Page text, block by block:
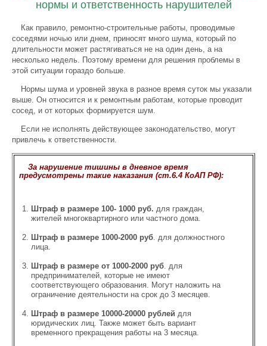
нормы и ответственность нарушителей
Как правило, ремонтно-строительные работы, проводимые
соседями ночью или днем, приносят много шума, который по
длительности может растягиваться не на один день, а на
несколько недель. Поэтому времени для решения проблемы в
этой ситуации гораздо больше.
Нормы шума и уровней звука в разное время суток мы указали
выше. Он относится и к ремонтным работам, которые проводит
сосед, и от которых формируется шум.
Если не исполнять действующее законодательство, могут
привлечь к ответственности.
За нарушение тишины в дневное время
предусмотрены такие наказания (ст.6.4 КоАП РФ):
Штраф в размере 100- 1000 руб. для граждан,
жителей многоквартирного или частного дома.
Штраф в размере 1000-2000 руб. для должностного
лица.
Штраф в размере от 1000-2000 руб. для
предпринимателей, которые не имеют
соответствующего образования. Могут наложить на
ограничение деятельности на срок до 3 месяцев.
Штраф в размере 10000-20000 рублей для
юридических лиц. Также может быть вариант
временного прекращения работы на 3 месяца.